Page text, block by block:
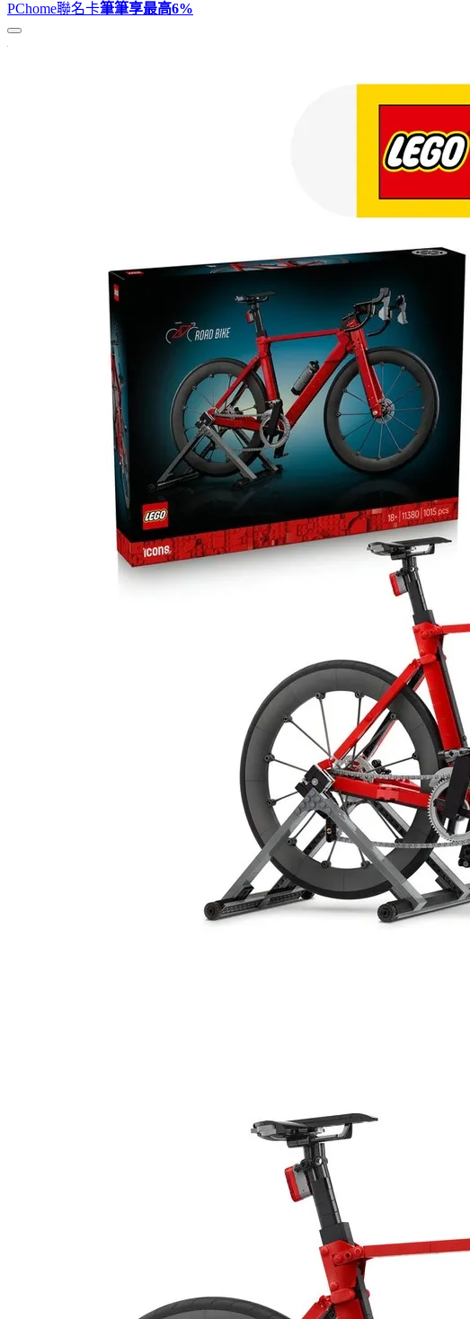
PChome聯名卡筆筆享最高6%